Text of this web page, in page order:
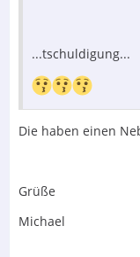
...tschuldigung...
Die haben einen
Grüße
Michael